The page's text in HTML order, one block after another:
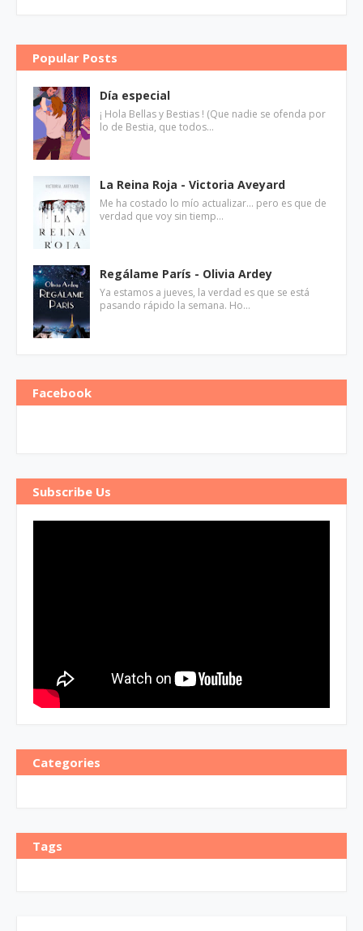
Popular Posts
Día especial
¡ Hola Bellas y Bestias ! (Que nadie se ofenda por
lo de Bestia, que todos…
La Reina Roja - Victoria Aveyard
Me ha costado lo mío actualizar... pero es que de
verdad que voy sin tiemp…
Regálame París - Olivia Ardey
Ya estamos a jueves, la verdad es que se está
pasando rápido la semana. Ho…
Facebook
Subscribe Us
Categories
Tags